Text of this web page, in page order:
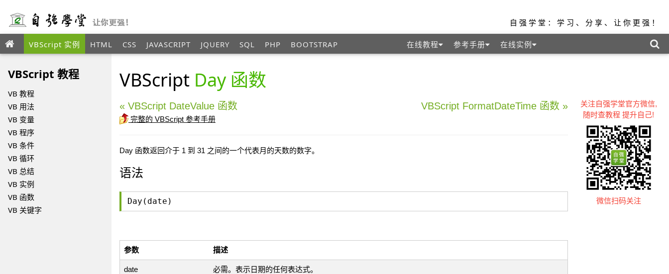
自强学堂：学习、分享、让你更强！
VBScript 实例 HTML CSS JAVASCRIPT JQUERY SQL PHP BOOTSTRAP 在线教程 参考手册 在线实例
VBScript 教程
VB 教程
VB 用法
VB 变量
VB 程序
VB 条件
VB 循环
VB 总结
VB 实例
VB 函数
VB 关键字
VBScript Day 函数
« VBScript DateValue 函数 VBScript FormatDateTime 函数 »
完整的 VBScript 参考手册
Day 函数返回介于 1 到 31 之间的一个代表月的天数的数字。
语法
Day(date)
参数 描述
date 必需。表示日期的任何表达式。
关注自强学堂官方微信,
随时查教程 提升自己!
微信扫码关注